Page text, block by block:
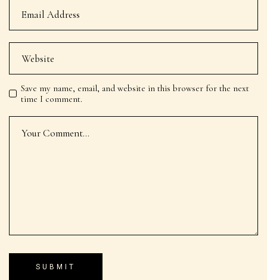
Save my name, email, and website in this browser for the next
time I comment.